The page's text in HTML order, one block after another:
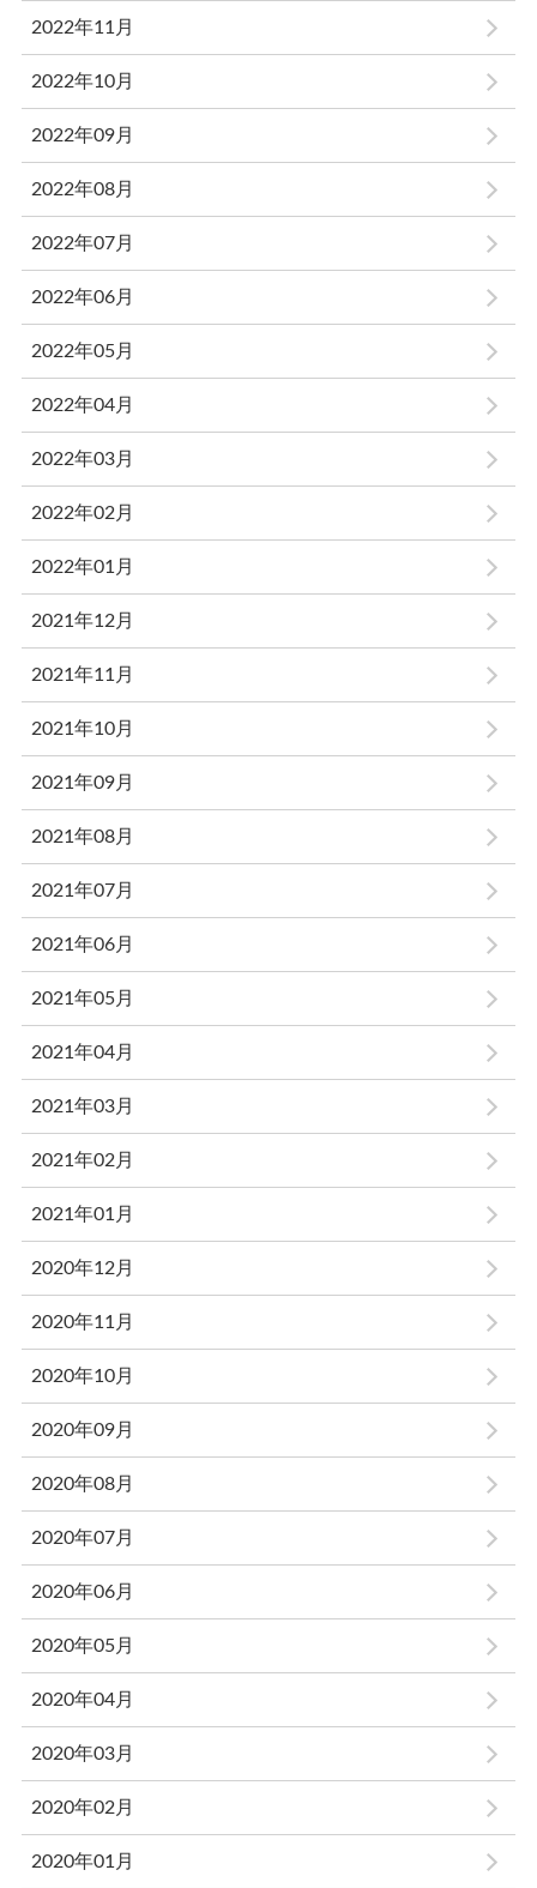
2022年11月
2022年10月
2022年09月
2022年08月
2022年07月
2022年06月
2022年05月
2022年04月
2022年03月
2022年02月
2022年01月
2021年12月
2021年11月
2021年10月
2021年09月
2021年08月
2021年07月
2021年06月
2021年05月
2021年04月
2021年03月
2021年02月
2021年01月
2020年12月
2020年11月
2020年10月
2020年09月
2020年08月
2020年07月
2020年06月
2020年05月
2020年04月
2020年03月
2020年02月
2020年01月